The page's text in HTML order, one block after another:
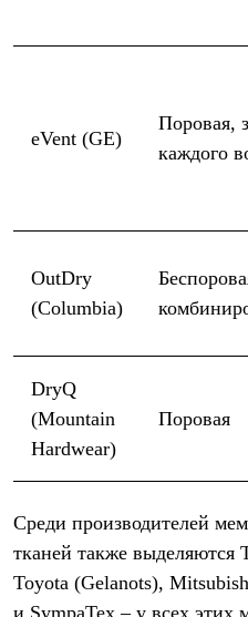
eVent (GE)
Поровая,
каждого
OutDry
(Columbia)
DryQ
(Mountain
Hardwear)
Поровая
Среди производителей
тканей также выделяются
Toyota (Gelanots),